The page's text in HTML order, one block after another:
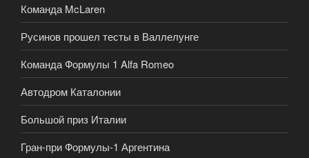
Команда McLaren
Русинов прошел тесты в Валлелунге
Команда Формулы 1 Alfa Romeo
Автодром Каталонии
Большой приз Италии
Гран-при Формулы-1 Аргентина